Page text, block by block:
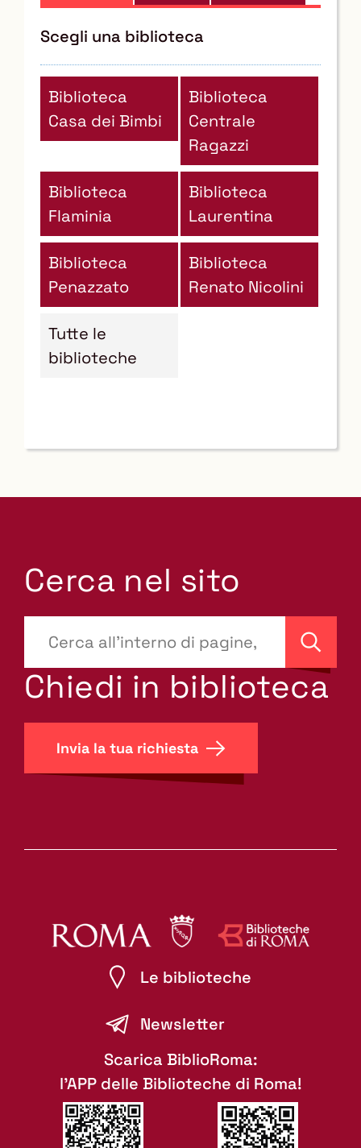
Scegli una biblioteca
Biblioteca
Casa dei Bimbi
Biblioteca
Centrale
Ragazzi
Biblioteca
Flaminia
Biblioteca
Laurentina
Biblioteca
Penazzato
Biblioteca
Renato Nicolini
Tutte le
biblioteche
Cerca nel sito
site-
search.label???
Cerca
Chiedi in biblioteca
Invia la tua richiesta
Le biblioteche
Newsletter
Scarica BiblioRoma:
l'APP delle Biblioteche di Roma!